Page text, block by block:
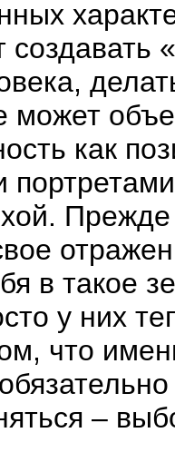
может
как
в такое
у них
что
–